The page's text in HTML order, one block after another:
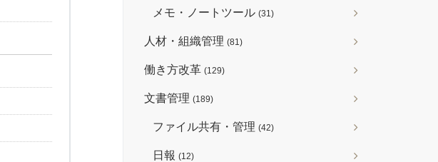
メモ・ノートツール (31)
人材・組織管理 (81)
働き方改革 (129)
文書管理 (189)
ファイル共有・管理 (42)
日報 (12)